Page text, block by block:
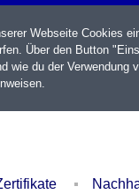
Webseite Cookies
Über den Button
wie du der Verwendung
.